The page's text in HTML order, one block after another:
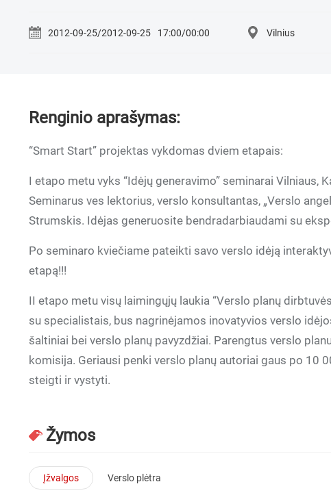
2012-09-25/2012-09-25 17:00/00:00 Vilnius
Renginio aprašymas:
“Smart Start” projektas vykdomas dviem etapais:
I etapo metu vyks “Idėjų generavimo” seminarai Vilniaus,
Seminarus ves lektorius, verslo konsultantas, „Verslo
Strumskis. Idėjas generuosite bendradarbiaudami su
Po seminaro kviečiame pateikti savo verslo idėją
etapą!!!
II etapo metu visų laimingųjų laukia “Verslo planų
su specialistais, bus nagrinėjamos inovatyvios verslo
šaltiniai bei verslo planų pavyzdžiai. Parengtus verslo
komisija. Geriausi penki verslo planų autoriai gaus po 10
steigti ir vystyti.
Žymos
Įžvalgos Verslo plėtra